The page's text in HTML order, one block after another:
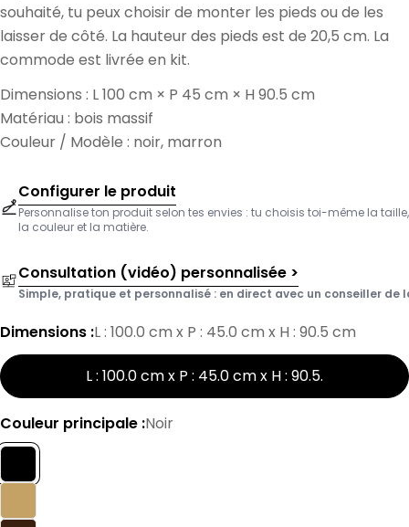
souhaité, tu peux choisir de monter les pieds ou de les
laisser de côté. La hauteur des pieds est de 20,5 cm. La
commode est livrée en kit.
Dimensions : L 100 cm × P 45 cm × H 90.5 cm
Matériau : bois massif
Couleur / Modèle : noir, marron
Configurer le produit
Personnalise ton produit selon tes envies : tu choisis toi-même la taille,
la couleur et la matière.
Consultation (vidéo) personnalisée >
Simple, pratique et personnalisé : en direct avec un conseiller de
Dimensions :L : 100.0 cm x P : 45.0 cm x H : 90.5 cm
L : 100.0 cm x P : 45.0 cm x H : 90.5.
Couleur principale :Noir